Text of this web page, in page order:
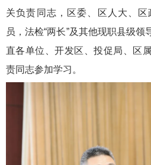
关负责同志，区委、区人大、
员，法检“两长”及其他现职县级
直各单位、开发区、投促局、区
责同志参加学习。